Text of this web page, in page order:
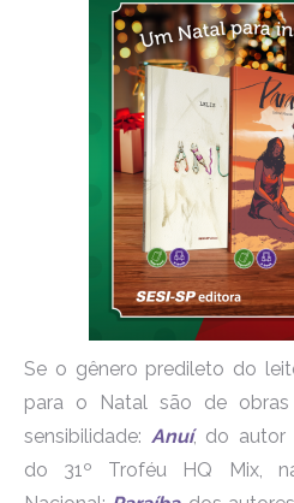
Se o gênero predileto do
para o Natal são de
sensibilidade: Anuí, do autor
do 31º Troféu HQ Mix,